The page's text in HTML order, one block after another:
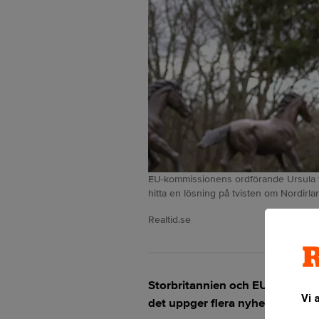
Vi
EU-kommissionens ordförande
hitta en lösning på tvisten om
Realtid.se
Storbritannien och EU har nått
det uppger flera nyhetsbyråer